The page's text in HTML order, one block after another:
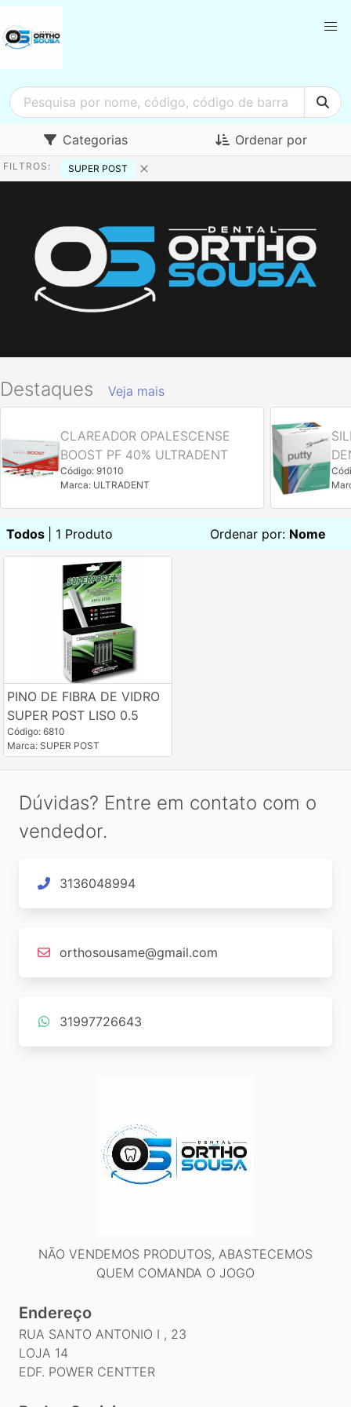
Categorias Ordenar por
FILTROS: SUPER POST
Destaques Veja mais
CLAREADOR OPALESCENSE
BOOST PF 40% ULTRADENT
Código: 91010
Marca: ULTRADENT
Todos | 1 Produto Ordenar por: Nome
PINO DE FIBRA DE VIDRO
SUPER POST LISO 0.5
Código: 6810
Marca: SUPER POST
Dúvidas? Entre em contato com o
vendedor.
3136048994
orthosousame@gmail.com
31997726643
NÃO VENDEMOS PRODUTOS, ABASTECEMOS
QUEM COMANDA O JOGO
Endereço
RUA SANTO ANTONIO I , 23
LOJA 14
EDF. POWER CENTTER